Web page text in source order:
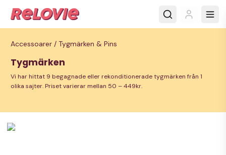
Accessoarer / Tygmärken & Pins
Tygmärken
Vi har hittat 9 begagnade eller rekonditionerade tygmärken från 1
olika sajter. Priset varierar mellan 50 – 449kr.